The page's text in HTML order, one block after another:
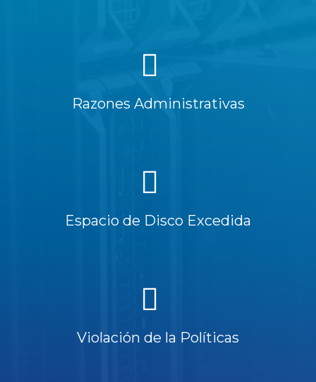
Razones Administrativas
Espacio de Disco Excedida
Violación de la Políticas